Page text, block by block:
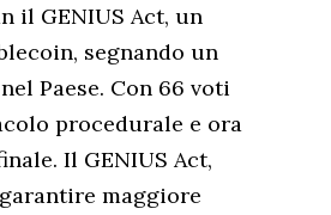
il GENIUS Act, un
segnando un
Paese. Con 66 voti
procedurale e ora
Il GENIUS Act,
maggiore